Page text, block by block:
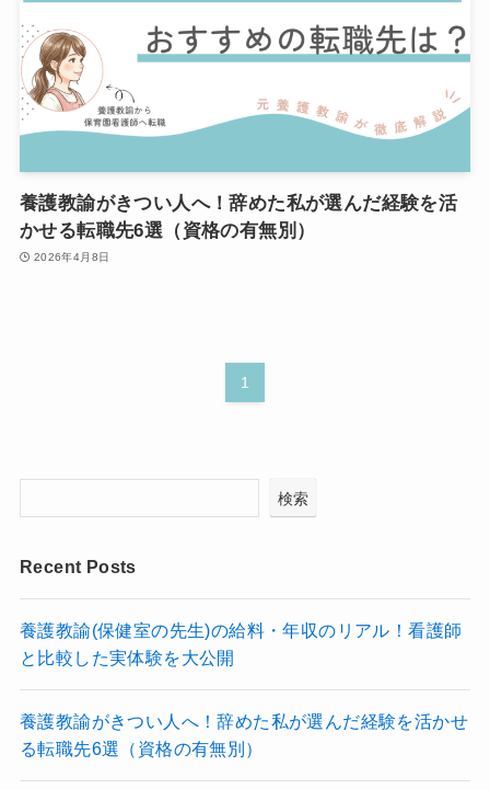
養護教諭がきつい人へ！辞めた私が選んだ経験を活
かせる転職先6選（資格の有無別）
2026年4月8日
1
検索
Recent Posts
養護教諭(保健室の先生)の給料・年収のリアル！看護師
と比較した実体験を大公開
養護教諭がきつい人へ！辞めた私が選んだ経験を活かせ
る転職先6選（資格の有無別）